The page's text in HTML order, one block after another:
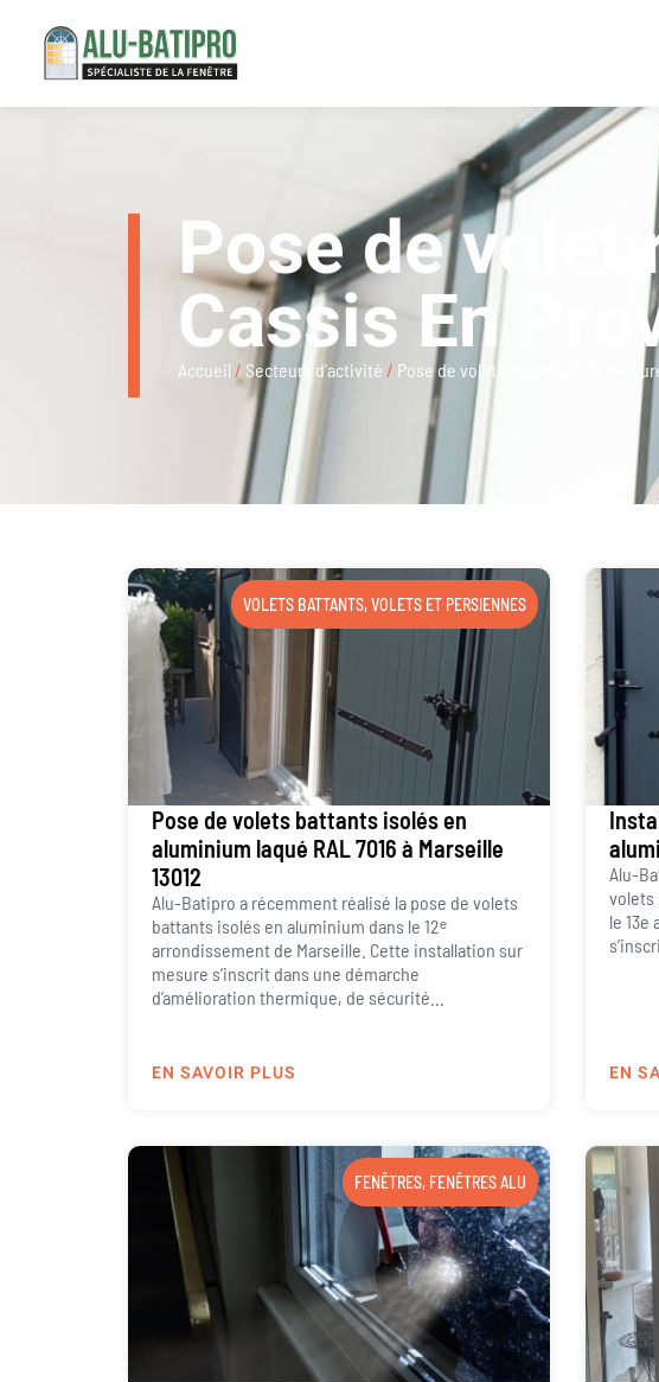
Pose de volet
Cassis En
Accueil / Secteurs d'activité / Pose de volet roulant alu sur
VOLETS BATTANTS,VOLETS ET PERSIENNES
Pose de volets battants isolés en
aluminium laqué RAL 7016 à Marseille
13012
Alu-Batipro a récemment réalisé la pose de volets
battants isolés en aluminium dans le 12ᵉ
arrondissement de Marseille. Cette installation sur
mesure s’inscrit dans une démarche
d’amélioration thermique, de sécurité...
EN SAVOIR PLUS
Alu-
volets
le
EN
FENÊTRES, FENÊTRES ALU